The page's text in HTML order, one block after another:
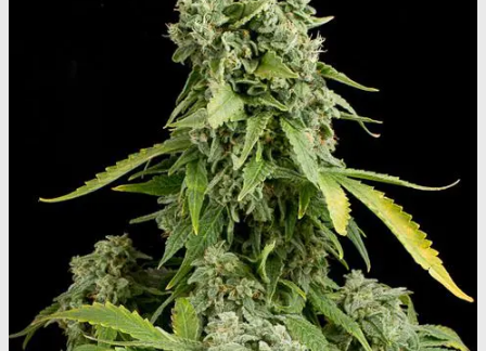
Royal Queen Seeds
S
Subseed's
Sensi Seeds
Serious Seeds
Sumo Seeds
Super Strains
Seedsman Co.